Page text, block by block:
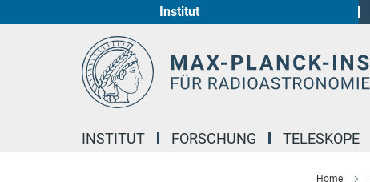
Institut
INSTITUT FORSCHUNG TELESKOPE
Home